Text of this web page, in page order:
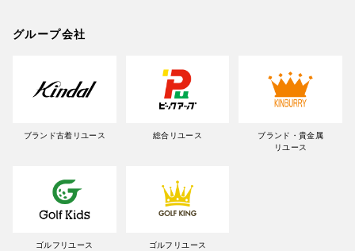
グループ会社
ブランド古着リユース 総合リユース
ブランド・貴金属
リユース
ゴルフリユース ゴルフリユース